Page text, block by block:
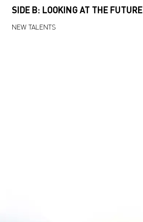
SIDE B: LOOKING AT THE FUTURE
NEW TALENTS